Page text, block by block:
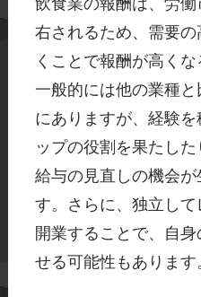
飲食業の報酬は、労
右されるため、需要
くことで報酬が高くな
一般的には他の業種
にありますが、経験
ップの役割を果たし
給与の見直しの機会が
す。さらに、独立し
開業することで、自
せる可能性もあります